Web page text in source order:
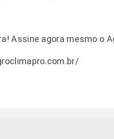
Assine agora mesmo o